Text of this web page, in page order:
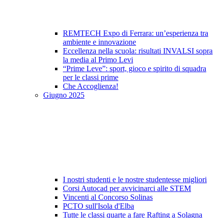
REMTECH Expo di Ferrara: un’esperienza tra
ambiente e innovazione
Eccellenza nella scuola: risultati INVALSI sopra
la media al Primo Levi
“Prime Leve”: sport, gioco e spirito di squadra
per le classi prime
Che Accoglienza!
Giugno 2025
I nostri studenti e le nostre studentesse migliori
Corsi Autocad per avvicinarci alle STEM
Vincenti al Concorso Solinas
PCTO sull'Isola d'Elba
Tutte le classi quarte a fare Rafting a Solagna